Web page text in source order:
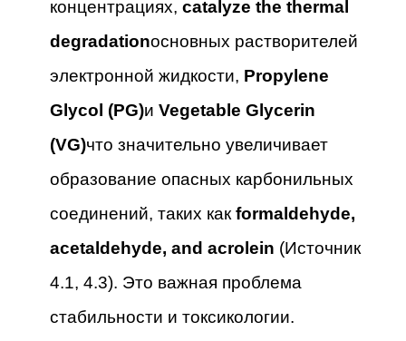
концентрациях, catalyze the thermal
degradationосновных растворителей
электронной жидкости, Propylene
Glycol (PG)и Vegetable Glycerin
(VG)что значительно увеличивает
образование опасных карбонильных
соединений, таких какformaldehyde,
acetaldehyde, and acrolein (Источник
4.1, 4.3). Это важная проблема
стабильности и токсикологии.